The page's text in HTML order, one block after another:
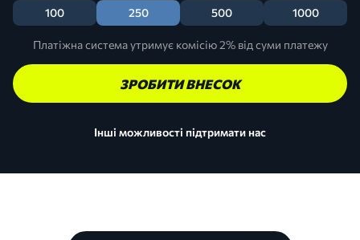
100 250 500 1000
Платіжна система утримує комісію 2% від суми платежу
ЗРОБИТИ ВНЕСОК
Інші можливості підтримати нас